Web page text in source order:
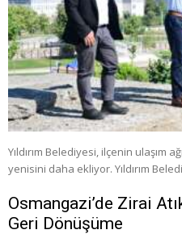
Yıldırım Belediyesi, ilçenin ulaşım
yenisini daha ekliyor. Yıldırım
Osmangazi’de Zirai
Geri Dönüşüme